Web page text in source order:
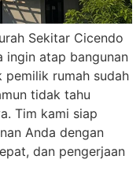
Sekitar Cicendo
ingin atap bangunan
pemilik rumah sudah
tidak tahu
Tim kami siap
Anda dengan
dan pengerjaan